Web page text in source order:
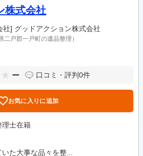
株式会社
社] グッドアクション株式会社
二戸郡一戸町の遺品整理）
ー 口コミ・評判0件
お気に入りに追加
士在籍
た大事な品々を整...